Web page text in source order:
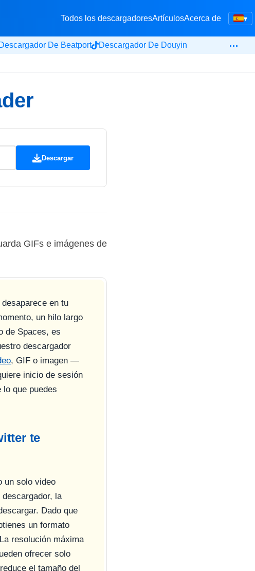
▾
Todos los descargadoresArtículosAcerca de
Descargador De Beatport Descargador De Douyin …
Descargar
GIFs e imágenes de
en tu
un hilo largo
de Spaces, es
descargador
, GIF o imagen —
inicio de sesión
que puedes
te
un solo video
la
Dado que
un formato
resolución máxima
ofrecer solo
el tamaño del